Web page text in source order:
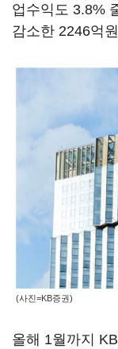
업수익도 3.8%
감소한 2246억
(사진=KB증권)
올해 1월까지